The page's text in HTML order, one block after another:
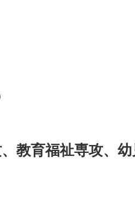
教育福祉専攻、